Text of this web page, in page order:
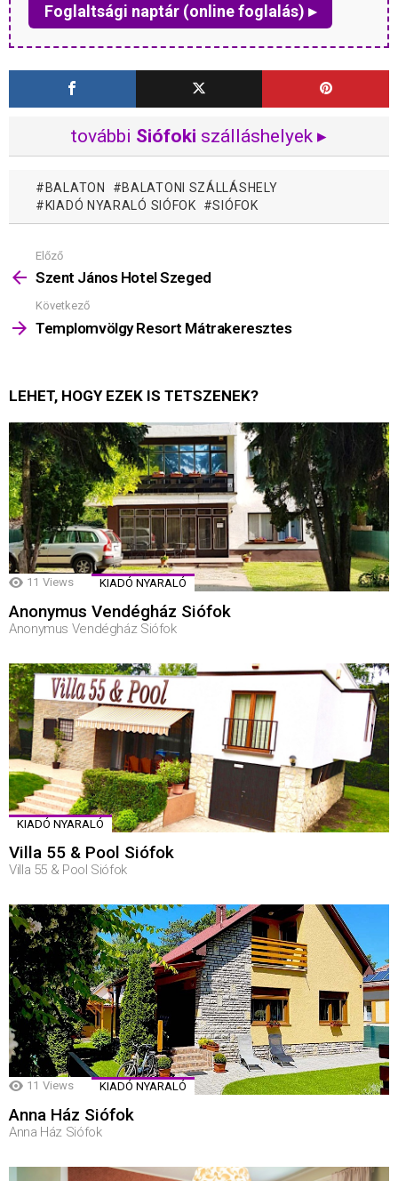
Foglaltsági naptár (online foglalás) ▸
további Siófoki szálláshelyek ▸
BALATON
BALATONI SZÁLLÁSHELY
KIADÓ NYARALÓ SIÓFOK
SIÓFOK
Mutass
többet
Előző
Szent János Hotel Szeged
Következő
Templomvölgy Resort Mátrakeresztes
LEHET, HOGY EZEK IS TETSZENEK?
11 Views KIADÓ NYARALÓ
Anonymus Vendégház Siófok
Anonymus Vendégház Siófok
KIADÓ NYARALÓ
Villa 55 & Pool Siófok
Villa 55 & Pool Siófok
11 Views KIADÓ NYARALÓ
Anna Ház Siófok
Anna Ház Siófok